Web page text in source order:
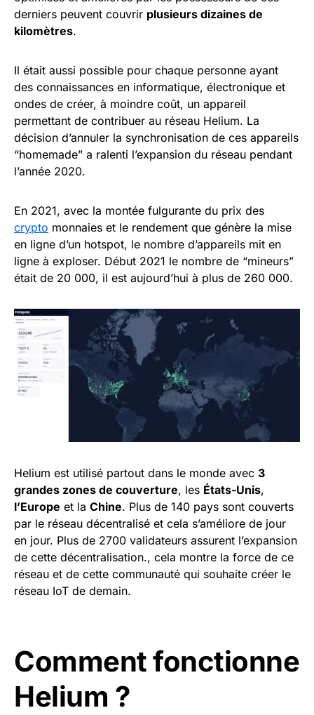
derniers peuvent couvrir plusieurs dizaines de
kilomètres.
Il était aussi possible pour chaque personne ayant
des connaissances en informatique, électronique et
ondes de créer, à moindre coût, un appareil
permettant de contribuer au réseau Helium. La
décision d’annuler la synchronisation de ces appareils
“homemade” a ralenti l’expansion du réseau pendant
l’année 2020.
En 2021, avec la montée fulgurante du prix des
crypto monnaies et le rendement que génère la mise
en ligne d’un hotspot, le nombre d’appareils mit en
ligne à exploser. Début 2021 le nombre de “mineurs”
était de 20 000, il est aujourd’hui à plus de 260 000.
Helium est utilisé partout dans le monde avec 3
grandes zones de couverture, les États-Unis,
l’Europe et la Chine. Plus de 140 pays sont couverts
par le réseau décentralisé et cela s’améliore de jour
en jour. Plus de 2700 validateurs assurent l’expansion
de cette décentralisation., cela montre la force de ce
réseau et de cette communauté qui souhaite créer le
réseau IoT de demain.
Comment fonctionne
Helium ?